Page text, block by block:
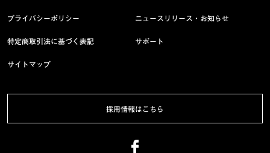
プライバシーポリシー ニュースリリース・お知らせ
特定商取引法に基づく表記 サポート
サイトマップ
採用情報はこちら